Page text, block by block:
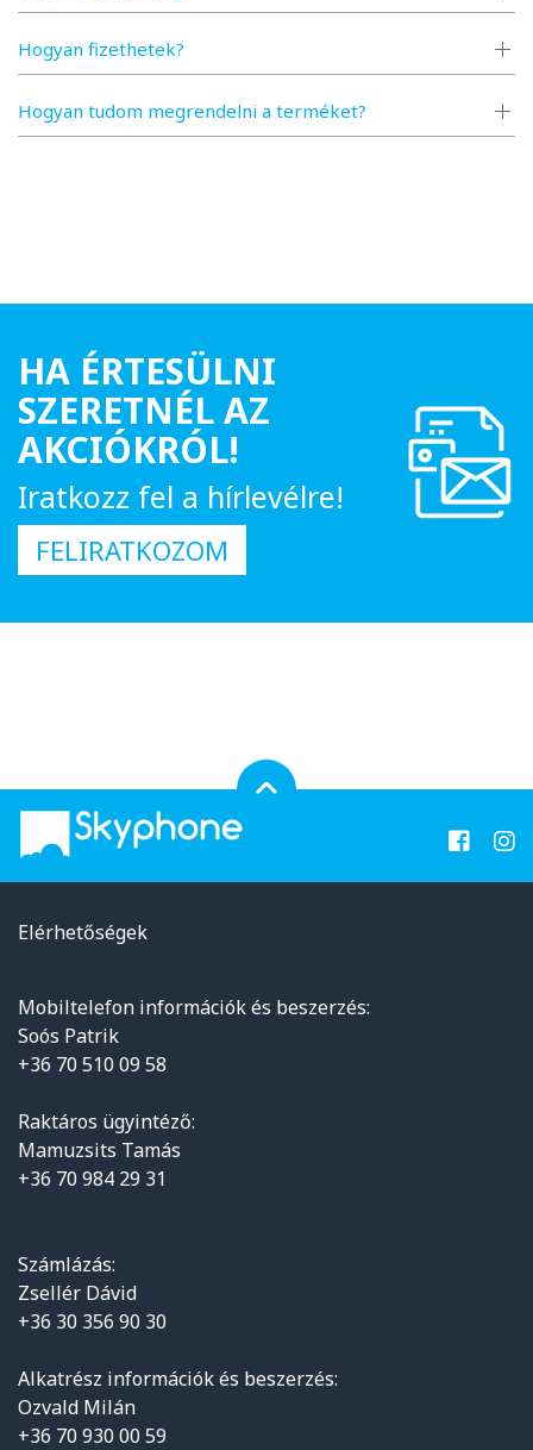
Hogyan fizethetek?
Hogyan tudom megrendelni a terméket?
HA ÉRTESÜLNI
SZERETNÉL AZ
AKCIÓKRÓL!
Iratkozz fel a hírlevélre!
FELIRATKOZOM
Elérhetőségek
Mobiltelefon információk és beszerzés:
Soós Patrik
+36 70 510 09 58
Raktáros ügyintéző:
Mamuzsits Tamás
+36 70 984 29 31
Számlázás:
Zsellér Dávid
+36 30 356 90 30
Alkatrész információk és beszerzés:
Ozvald Milán
+36 70 930 00 59